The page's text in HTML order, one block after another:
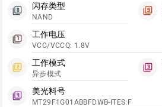
filter_8
闪存类型
NAND
filter_9
filter_1
工作电压
VCC/VCCQ: 1.8V
filter_2
工作模式
异步模式
filter_3
filter_4
美光料号
MT29F1G01ABBFDWB-ITES:F